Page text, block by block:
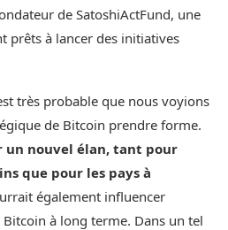
de SatoshiActFund, une
prêts à lancer des initiatives
très probable que nous voyions
de Bitcoin prendre forme.
un nouvel élan, tant pour
que pour les pays à
également influencer
à long terme. Dans un tel